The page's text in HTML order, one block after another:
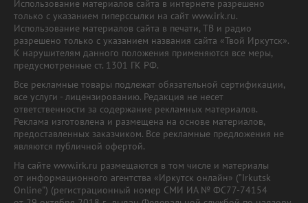
Использование материалов сайта в интернете разрешено
только с указанием гиперссылки на сайт www.irk.ru.
Использование материалов сайта в печати, ТВ и радио
разрешено только с указанием названия сайта «Твой Иркутск».
К нарушителям данного положения применяются все меры,
предусмотренные ст. 1301 ГК РФ.
Все рекламные товары подлежат обязательной сертификации,
все услуги - лицензированию. Редакция не несет
ответственности за содержание рекламных материалов.
Реклама изготовлена и размещена на основе материалов,
предоставленных заказчиком. Все рекламные предложения не
являются публичной офертой.
На сайте www.irk.ru размещаются в том числе и материалы
от информационного агентства «Иркутск онлайн» ("Irkutsk
Online") (регистрационный номер СМИ ИА № ФС77-74154